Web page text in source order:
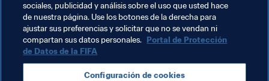
Temas relacionados
sociales, publicidad y análisis sobre el uso que usted hace
de nuestra página. Use los botones de la derecha para
ajustar sus preferencias y solicitar que no se vendan ni
compartan sus datos personales. Portal de Protección
de Datos de la FIFA
Configuración de cookies